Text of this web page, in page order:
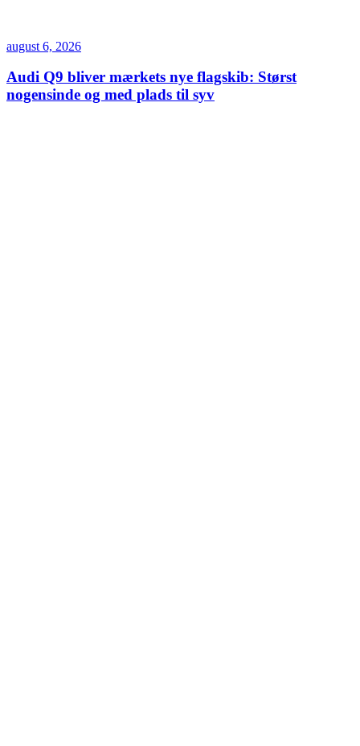
august 6, 2026
Audi Q9 bliver mærkets nye flagskib: Størst
nogensinde og med plads til syv